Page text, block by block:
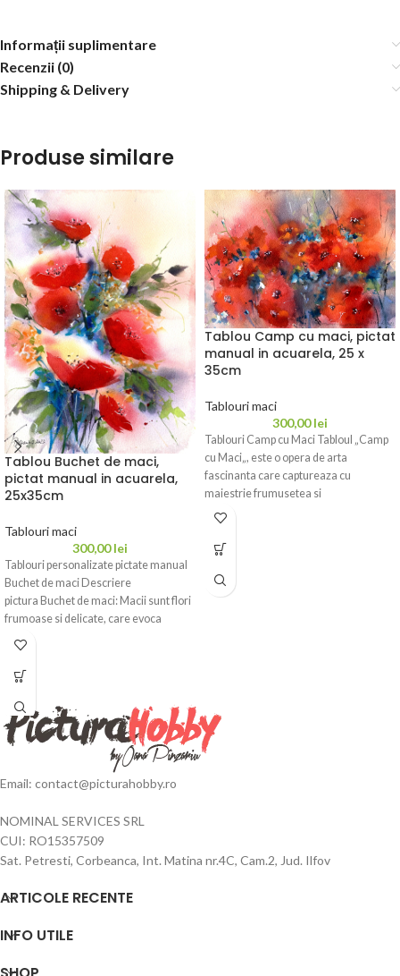
Informații suplimentare
Recenzii (0)
Shipping & Delivery
Produse similare
Tablou Buchet de maci,
pictat manual in acuarela,
25x35cm
Tablouri maci
300,00lei
Tablouri personalizate pictate manual
Buchet de maci Descriere
pictura Buchet de maci: Macii sunt flori
frumoase si delicate, care evoca
sentimente
Tablou Camp cu maci, pictat
manual in acuarela, 25 x
35cm
Tablouri maci
300,00lei
Tablouri Camp cu Maci Tabloul „Camp
cu Maci„, este o opera de arta
fascinanta care captureaza cu
maiestrie frumusetea si
Email: contact@picturahobby.ro
NOMINAL SERVICES SRL
CUI: RO15357509
Sat. Petresti, Corbeanca, Int. Matina nr.4C, Cam.2, Jud. Ilfov
ARTICOLE RECENTE
INFO UTILE